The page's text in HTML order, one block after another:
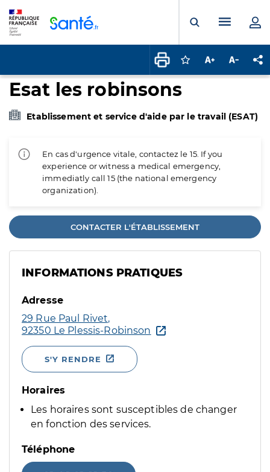
Ouvrir laMenu
Connectez-vous
Augmenter la
Esat les robinsons
Etablissement et service d'aide par le travail (ESAT)
En cas d'urgence vitale, contactez le 15. If you
experience or witness a medical emergency,
immediatly call 15 (the national emergency
organization).
CONTACTER L'ÉTABLISSEMENT
INFORMATIONS PRATIQUES
Adresse
29 Rue Paul Rivet,
92350 Le Plessis-Robinson
S'Y RENDRE
Horaires
Les horaires sont susceptibles de changer
en fonction des services.
Téléphone